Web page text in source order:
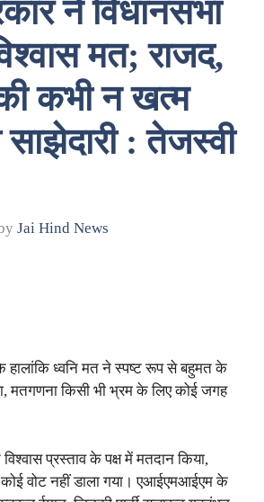
ने विधानसभा
मत; राजद,
कभी न खत्म
साझेदारी : तेजस्वी
Jai Hind News
हालांकि ध्वनि मत ने स्पष्ट रूप से बहुमत के
मतगणना किसी भी भ्रम के लिए कोई जगह
प्रस्ताव के पक्ष में मतदान किया,
वोट नहीं डाला गया। एआईएमआईएम के